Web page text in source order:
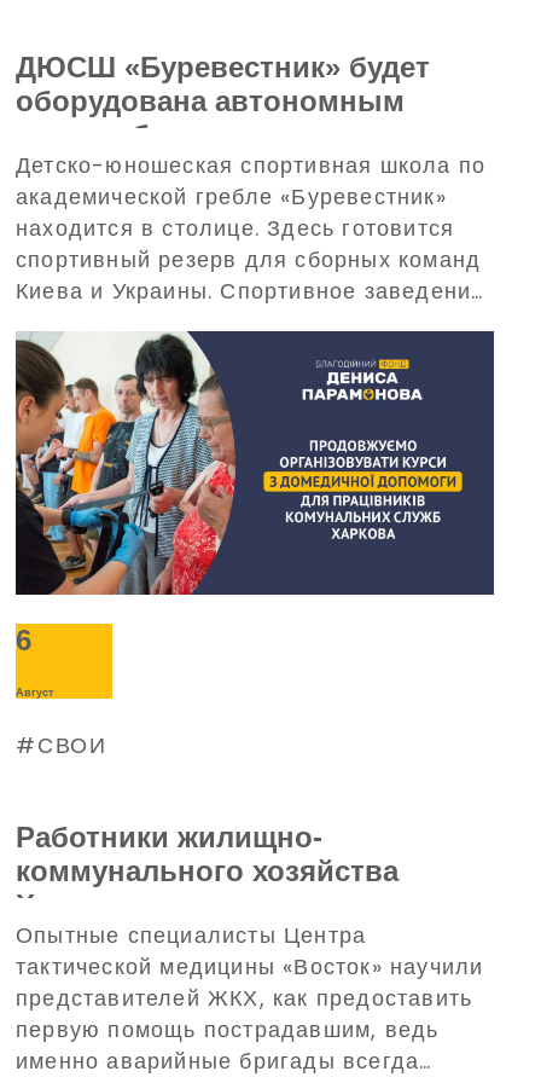
ДЮСШ «Буревестник» будет
оборудована автономным
энергообеспечением – поможет
в этом Благотворительный
фонд Дениса Парамонова
Детско-юношеская спортивная школа по
академической гребле «Буревестник»
находится в столице. Здесь готовится
спортивный резерв для сборных команд
Киева и Украины. Спортивное заведение
электропитания при масштабных
отключениях электроэнергии. С такой
просьбой о помощи в Фонд обратилось
руководство «Буревестника».
6
Август
СВОИ
Работники жилищно-
коммунального хозяйства
Харькова прошли тренинг по
домедицинской помощи,
организованный
Благотворительным фондом
Дениса Парамонова
Опытные специалисты Центра
тактической медицины «Восток» научили
представителей ЖКХ, как предоставить
первую помощь пострадавшим, ведь
именно аварийные бригады всегда